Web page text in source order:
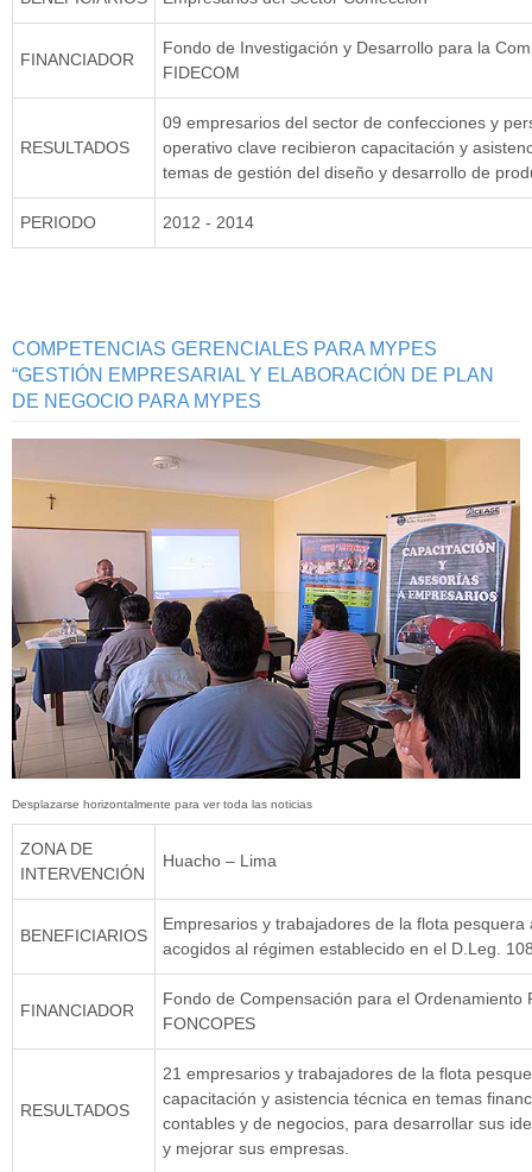
FINANCIADOR
Fondo de Investigación y Desarrollo para la
FIDECOM
RESULTADOS
09 empresarios del sector de confecciones y
operativo clave recibieron capacitación y
temas de gestión del diseño y desarrollo de
PERIODO 2012 - 2014
COMPETENCIAS GERENCIALES PARA MYPES
“GESTIÓN EMPRESARIAL Y ELABORACIÓN DE PLAN
DE NEGOCIO PARA MYPES
ZONA DE
INTERVENCIÓN
Huacho – Lima
BENEFICIARIOS
Empresarios y trabajadores de la flota pesquera
acogidos al régimen establecido en el D.Leg.
FINANCIADOR
Fondo de Compensación para el Ordenamiento
FONCOPES
RESULTADOS
21 empresarios y trabajadores de la flota
capacitación y asistencia técnica en temas
contables y de negocios, para desarrollar sus
y mejorar sus empresas.